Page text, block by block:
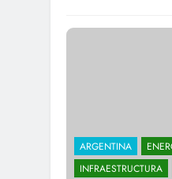
ARGENTINA
INFRAESTRUCTURA